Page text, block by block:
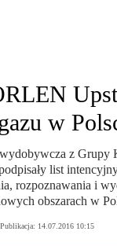
w
z Grupy
list
rozpoznawania i
obszarach w
Publikacja: 14.07.2016 10:15